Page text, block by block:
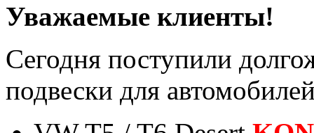
Уважаемые клиенты!
Сегодня поступили
подвески для